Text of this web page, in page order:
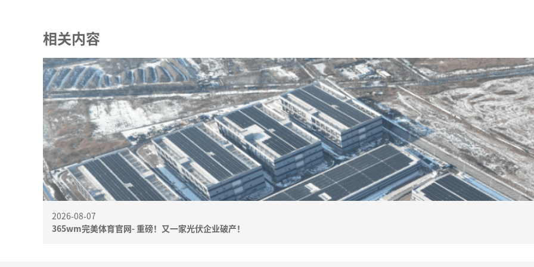
相关内容
2026-08-07
365wm完美体育官网- 重磅！又一家光伏企业破产！